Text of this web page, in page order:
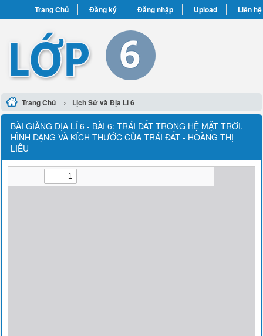
Trang Chủ Đăng ký Đăng nhập Upload Liên hệ
Trang Chủ › Lịch Sử và Địa Lí 6
BÀI GIẢNG ĐỊA LÍ 6 - BÀI 6: TRÁI ĐẤT TRONG HỆ MẶT TRỜI.
HÌNH DẠNG VÀ KÍCH THƯỚC CỦA TRÁI ĐẤT - HOÀNG THỊ
LIÊU